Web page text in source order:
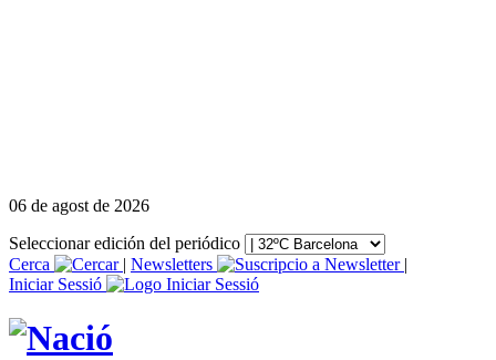
06 de agost de 2026
Seleccionar edición del periódico
Cerca
| Newsletters
|
Iniciar Sessió